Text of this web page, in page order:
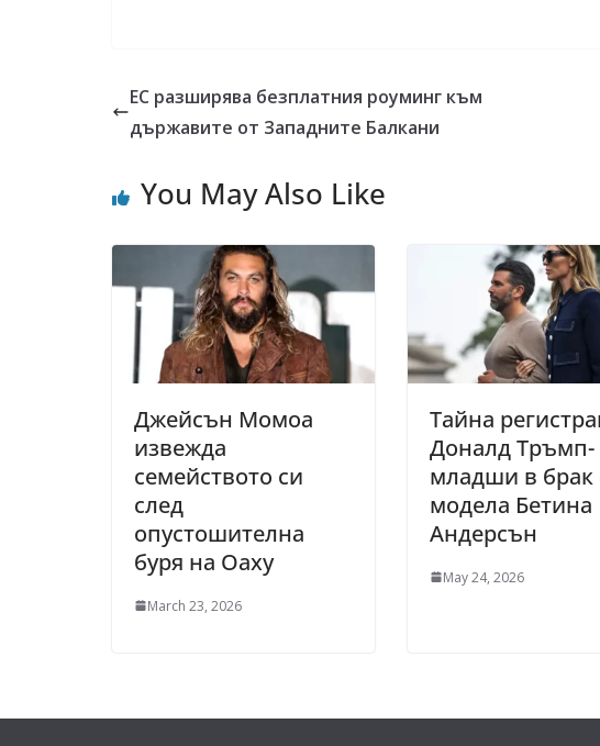
ЕС разширява безплатния роуминг към
държавите от Западните Балкани
You May Also Like
Джейсън Момоа
извежда
семейството си
след
опустошителна
буря на Оаху
March 23, 2026
Тайна
Доналд Тръмп-
младши в брак
модела Бетина
Андерсън
May 24, 2026